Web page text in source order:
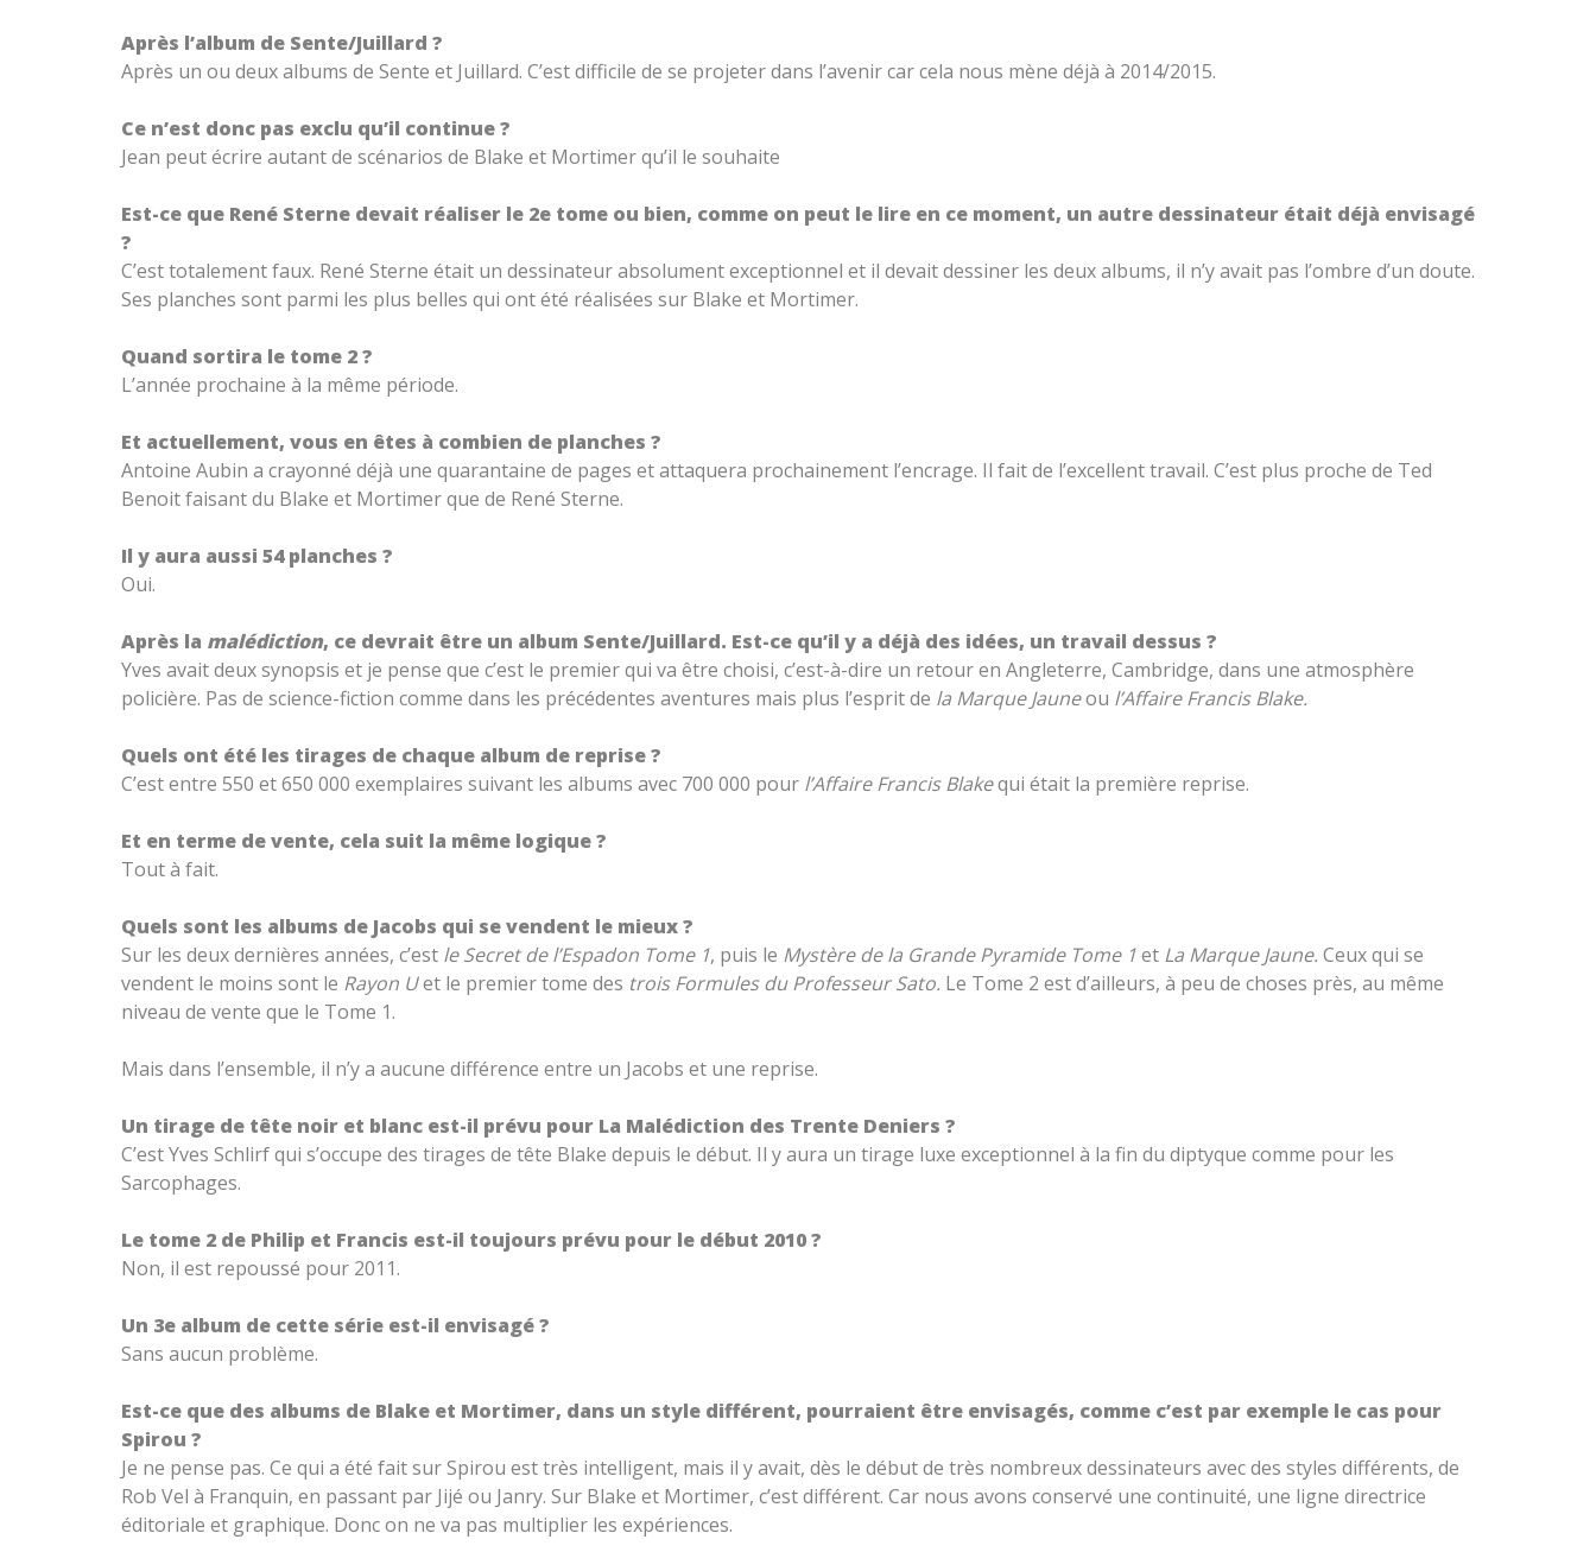
Après l’album de Sente/Juillard ?
Après un ou deux albums de Sente et Juillard. C’est difficile de se projeter dans l’avenir car cela nous mène déjà à 2014/2015.
Ce n’est donc pas exclu qu’il continue ?
Jean peut écrire autant de scénarios de Blake et Mortimer qu’il le souhaite
Est-ce que René Sterne devait réaliser le 2e tome ou bien, comme on peut le lire en ce moment, un autre dessinateur était déjà envisagé
?
C’est totalement faux. René Sterne était un dessinateur absolument exceptionnel et il devait dessiner les deux albums, il n’y avait pas l’ombre d’un doute.
Ses planches sont parmi les plus belles qui ont été réalisées sur Blake et Mortimer.
Quand sortira le tome 2 ?
L’année prochaine à la même période.
Et actuellement, vous en êtes à combien de planches ?
Antoine Aubin a crayonné déjà une quarantaine de pages et attaquera prochainement l’encrage. Il fait de l’excellent travail. C’est plus proche de Ted
Benoit faisant du Blake et Mortimer que de René Sterne.
Il y aura aussi 54 planches ?
Oui.
Après la malédiction, ce devrait être un album Sente/Juillard. Est-ce qu’il y a déjà des idées, un travail dessus ?
Yves avait deux synopsis et je pense que c’est le premier qui va être choisi, c’est-à-dire un retour en Angleterre, Cambridge, dans une atmosphère
policière. Pas de science-fiction comme dans les précédentes aventures mais plus l’esprit de la Marque Jauneou l’Affaire Francis Blake.
Quels ont été les tirages de chaque album de reprise ?
C’est entre 550 et 650 000 exemplaires suivant les albums avec 700 000 pour l’Affaire Francis Blakequi était la première reprise.
Et en terme de vente, cela suit la même logique ?
Tout à fait.
Quels sont les albums de Jacobs qui se vendent le mieux ?
Sur les deux dernières années, c’est le Secret de l’Espadon Tome 1, puis le Mystère de la Grande Pyramide Tome 1et La Marque Jaune. Ceux qui se
vendent le moins sont le Rayon Uet le premier tome des trois Formules du Professeur Sato. Le Tome 2 est d’ailleurs, à peu de choses près, au même
niveau de vente que le Tome 1.
Mais dans l’ensemble, il n’y a aucune différence entre un Jacobs et une reprise.
Un tirage de tête noir et blanc est-il prévu pour La Malédiction des Trente Deniers ?
C’est Yves Schlirf qui s’occupe des tirages de tête Blake depuis le début. Il y aura un tirage luxe exceptionnel à la fin du diptyque comme pour les
Sarcophages.
Le tome 2 de Philip et Francis est-il toujours prévu pour le début 2010 ?
Non, il est repoussé pour 2011.
Un 3e album de cette série est-il envisagé ?
Sans aucun problème.
Est-ce que des albums de Blake et Mortimer, dans un style différent, pourraient être envisagés, comme c’est par exemple le cas pour
Spirou ?
Je ne pense pas. Ce qui a été fait sur Spirou est très intelligent, mais il y avait, dès le début de très nombreux dessinateurs avec des styles différents, de
Rob Vel à Franquin, en passant par Jijé ou Janry. Sur Blake et Mortimer, c’est différent. Car nous avons conservé une continuité, une ligne directrice
éditoriale et graphique. Donc on ne va pas multiplier les expériences.